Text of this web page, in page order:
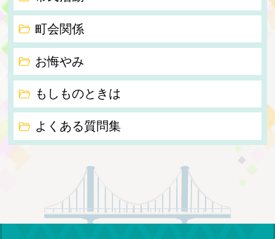
町会関係
お悔やみ
もしものときは
よくある質問集